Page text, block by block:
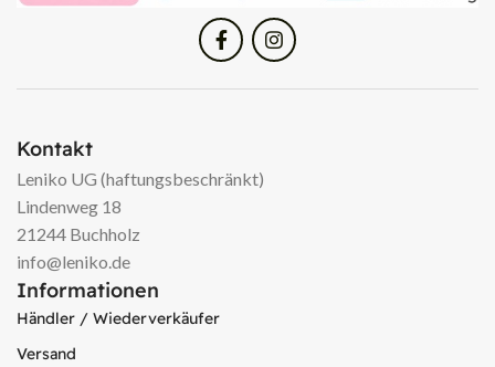
Kontakt
Leniko UG (haftungsbeschränkt)
Lindenweg 18
21244 Buchholz
info@leniko.de
Informationen
Händler / Wiederverkäufer
Versand